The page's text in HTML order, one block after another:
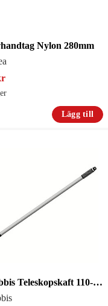
Nylon 280mm
Lägg till
Scrubbis Teleskopskaft 110-210 cm